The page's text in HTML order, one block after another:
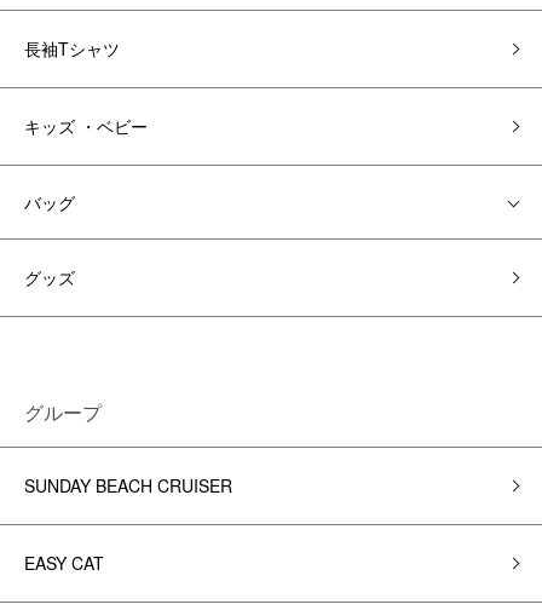
長袖Tシャツ
キッズ ・ベビー
バッグ
グッズ
グループ
SUNDAY BEACH CRUISER
EASY CAT